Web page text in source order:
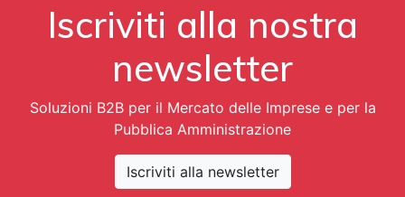
Iscriviti alla nostra
newsletter
Soluzioni B2B per il Mercato delle Imprese e per la
Pubblica Amministrazione
Iscriviti alla newsletter